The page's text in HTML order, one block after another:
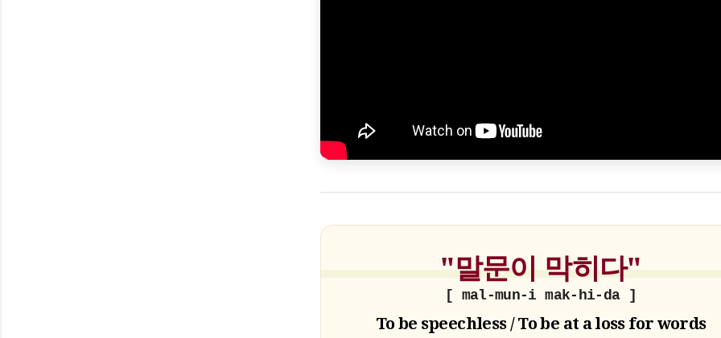
"말문이 막히다"
[ mal-mun-i mak-hi-da ]
To be speechless / To be at a loss for words